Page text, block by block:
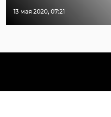
13 мая 2020, 07:21